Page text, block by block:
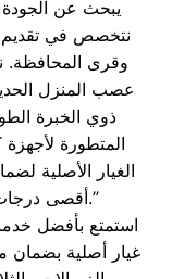
يبحث عن الجودة
نتخصص في تقديم
وقرى المحافظة.
عصب المنزل
ذوي الخبرة
المتطورة لأجهزة
الغيار الأصلية
أقصى درجات الأمان والراحة لعملائنا في المنوفية.”
استمتع بأفضل
غيار أصلية بضمان